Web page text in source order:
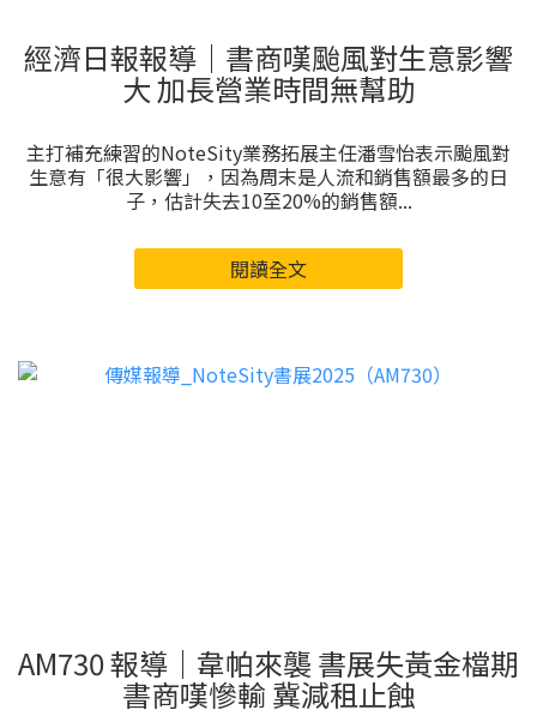
經濟日報報導｜書商嘆颱風對生意影響
大 加長營業時間無幫助
主打補充練習的NoteSity業務拓展主任潘雪怡表示颱風對
生意有「很大影響」，因為周末是人流和銷售額最多的日
子，估計失去10至20%的銷售額...
閱讀全文
AM730 報導｜韋帕來襲 書展失黃金檔期
書商嘆慘輸 冀減租止蝕